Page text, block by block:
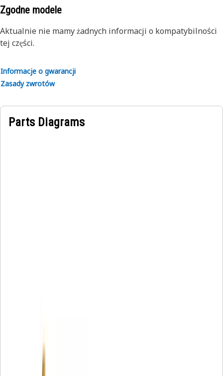
Zgodne modele
Aktualnie nie mamy żadnych informacji o kompatybilności
tej części.
Informacje o gwarancji
Zasady zwrotów
Parts Diagrams